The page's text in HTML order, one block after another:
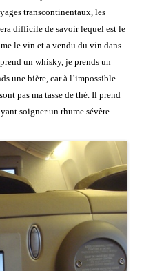
transcontinentaux, les
difficile de savoir lequel est le
le vin et a vendu du vin dans
un whisky, je prends un
une bière, car à l’impossible
pas ma tasse de thé. Il prend
soigner un rhume sévère